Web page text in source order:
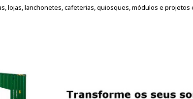
lojas, lanchonetes, cafeterias, quiosques, módulos e